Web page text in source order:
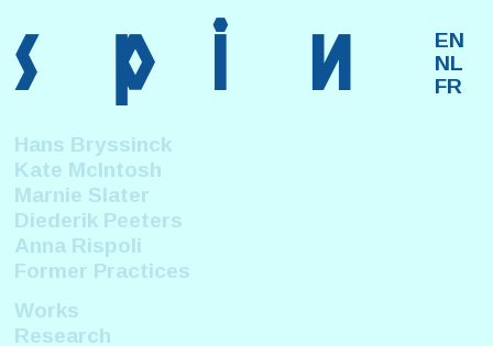
s p i n
Hans Bryssinck
Kate McIntosh
Marnie Slater
Diederik Peeters
Anna Rispoli
Former Practices
Works
Research
EN
NL
FR